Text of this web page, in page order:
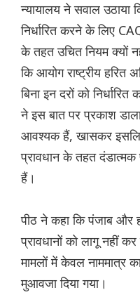
न्यायालय ने सवाल उठाया
निर्धारित करने के लिए
के तहत उचित नियम क्यों
कि आयोग राष्ट्रीय हरित
बिना इन दरों को
ने इस बात पर प्रकाश डाला
आवश्यक हैं, खासकर
प्रावधान के तहत दंडात्मक
हैं।
पीठ ने कहा कि पंजाब और
प्रावधानों को लागू नहीं
मामलों में केवल नाममात्र का
मुआवजा दिया गया।